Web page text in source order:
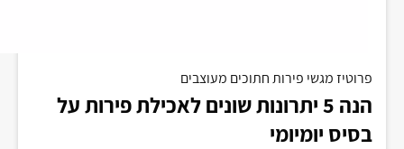
פרוטיז מגשי פירות חתוכים מעוצבים
הנה 5 יתרונות שונים לאכילת פירות על
בסיס יומיומי